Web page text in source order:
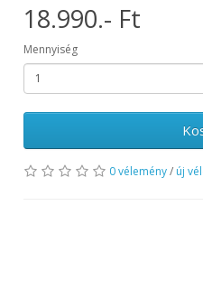
18.990.- Ft
Mennyiség
0 vélemény/ új